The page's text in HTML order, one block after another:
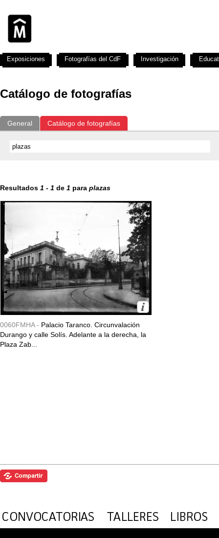
Catálogo de fotografías
General Catálogo de fotografías
Resultados 1 - 1 de 1 para plazas
0060FMHA - Palacio Taranco. Circunvalación
Durango y calle Solís. Adelante a la derecha, la
Plaza Zab...
Exposiciones Fotografías del CdF Investigación